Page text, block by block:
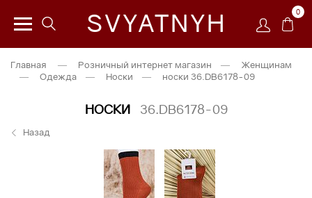
SVYATNYH 0
Главная — Розничный интернет магазин —
Женщинам
—
Одежда — Носки — носки 36.DB6178-09
НОСКИ 36.DB6178-09
Назад